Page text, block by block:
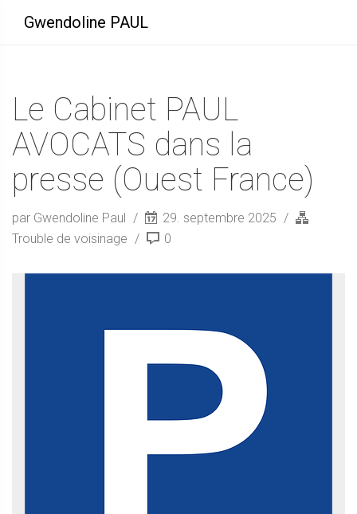
Gwendoline PAUL
Le Cabinet PAUL
AVOCATS dans la
presse (Ouest France)
par Gwendoline Paul
29. septembre 2025
Trouble de voisinage
0